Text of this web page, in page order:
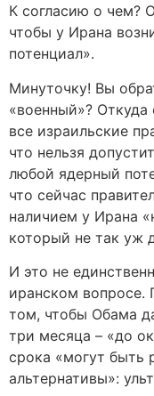
К согласию о чем?
чтобы у Ирана
потенциал».
Минуточку! Вы
«военный»?
все израильские
что нельзя
любой ядерный
что сейчас
наличием у Ирана
который не так уж
И это не
иранском вопросе.
том, чтобы Обама
три месяца – «до
срока «могут быть
альтернативы»: